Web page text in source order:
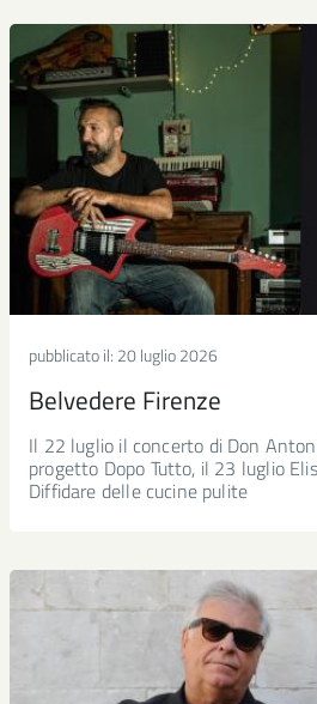
pubblicato il: 20 luglio 2026
Belvedere Firenze
Il 22 luglio il concerto di Don
progetto Dopo Tutto, il 23 luglio
Diffidare delle cucine pulite